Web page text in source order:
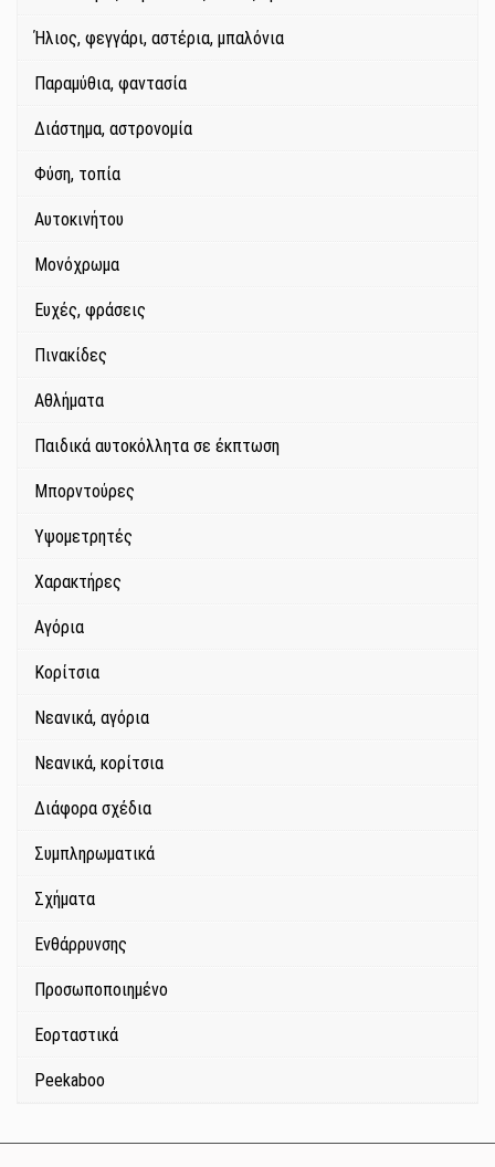
Ήλιος, φεγγάρι, αστέρια, μπαλόνια
Παραμύθια, φαντασία
Διάστημα, αστρονομία
Φύση, τοπία
Αυτοκινήτου
Μονόχρωμα
Ευχές, φράσεις
Πινακίδες
Αθλήματα
Παιδικά αυτοκόλλητα σε έκπτωση
Μπορντούρες
Υψομετρητές
Χαρακτήρες
Αγόρια
Κορίτσια
Νεανικά, αγόρια
Νεανικά, κορίτσια
Διάφορα σχέδια
Συμπληρωματικά
Σχήματα
Ενθάρρυνσης
Προσωποποιημένο
Εορταστικά
Peekaboo